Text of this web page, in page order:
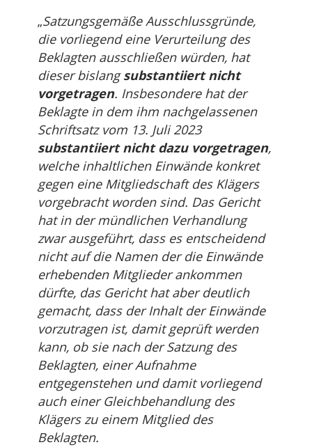
„Satzungsgemäße Ausschlussgründe,
die vorliegend eine Verurteilung des
Beklagten ausschließen würden, hat
dieser bislangsubstantiiert nicht
vorgetragen. Insbesondere hat der
Beklagte in dem ihm nachgelassenen
Schriftsatz vom 13. Juli 2023
substantiiert nicht dazu vorgetragen,
welche inhaltlichen Einwände konkret
gegen eine Mitgliedschaft des Klägers
vorgebracht worden sind. Das Gericht
hat in der mündlichen Verhandlung
zwar ausgeführt, dass es entscheidend
nicht auf die Namen der die Einwände
erhebenden Mitglieder ankommen
dürfte, das Gericht hat aber deutlich
gemacht, dass der Inhalt der Einwände
vorzutragen ist, damit geprüft werden
kann, ob sie nach der Satzung des
Beklagten, einer Aufnahme
entgegenstehen und damit vorliegend
auch einer Gleichbehandlung des
Klägers zu einem Mitglied des
Beklagten.